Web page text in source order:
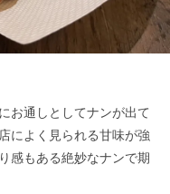
お通しとしてナンが出て
によく見られる甘味が強
感もある絶妙なナンで期